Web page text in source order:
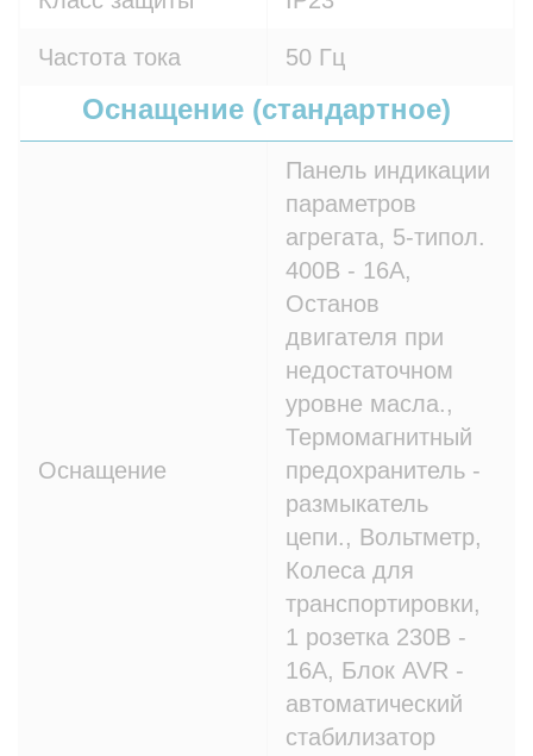
Частота тока 50 Гц
Оснащение (стандартное)
Оснащение
Панель индикации
параметров
агрегата, 5-типол.
400В - 16A,
Останов
двигателя при
недостаточном
уровне масла.,
Термомагнитный
предохранитель -
размыкатель
цепи., Вольтметр,
Колеса для
транспортировки,
1 розетка 230В -
16A, Блок AVR -
автоматический
стабилизатор